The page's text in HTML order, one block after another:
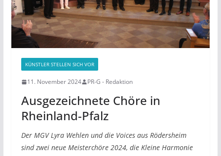
KÜNSTLER STELLEN SICH VOR
11. November 2024 PR-G - Redaktion
Ausgezeichnete Chöre in
Rheinland-Pfalz
Der MGV Lyra Wehlen und die Voices aus Rödersheim
sind zwei neue Meisterchöre 2024, die Kleine Harmonie